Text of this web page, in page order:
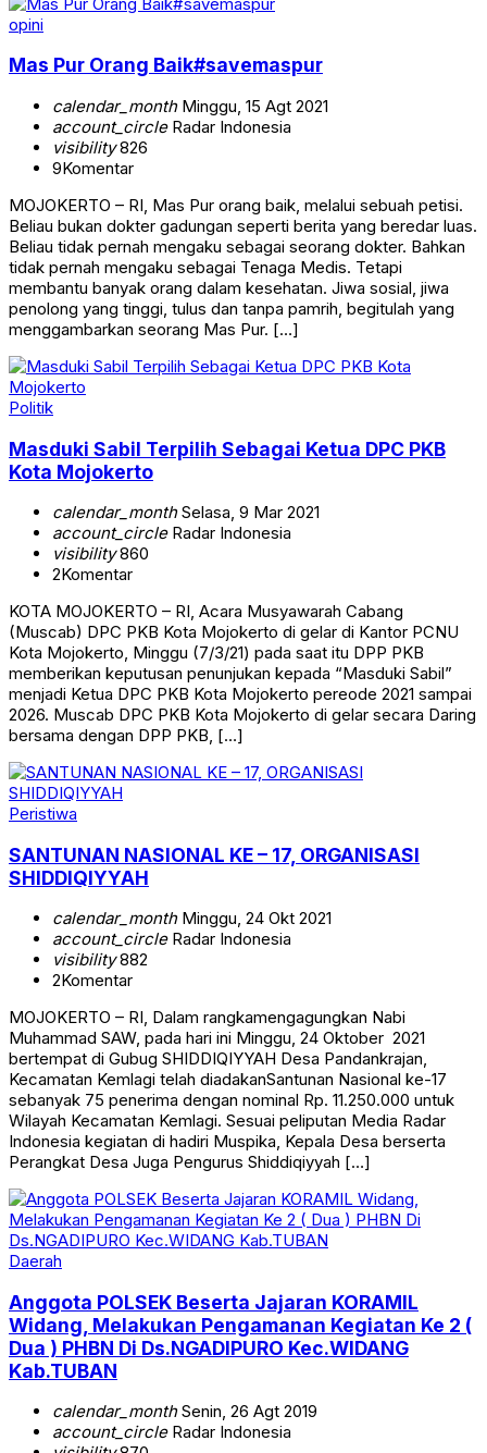
opini
Mas Pur Orang Baik#savemaspur
calendar_monthMinggu, 15 Agt 2021
account_circleRadar Indonesia
visibility826
9Komentar
MOJOKERTO – RI, Mas Pur orang baik, melalui sebuah petisi.
Beliau bukan dokter gadungan seperti berita yang beredar luas.
Beliau tidak pernah mengaku sebagai seorang dokter. Bahkan
tidak pernah mengaku sebagai Tenaga Medis. Tetapi
membantu banyak orang dalam kesehatan. Jiwa sosial, jiwa
penolong yang tinggi, tulus dan tanpa pamrih, begitulah yang
menggambarkan seorang Mas Pur. […]
Politik
Masduki Sabil Terpilih Sebagai Ketua DPC PKB
Kota Mojokerto
calendar_monthSelasa, 9 Mar 2021
account_circleRadar Indonesia
visibility860
2Komentar
KOTA MOJOKERTO – RI, Acara Musyawarah Cabang
(Muscab) DPC PKB Kota Mojokerto di gelar di Kantor PCNU
Kota Mojokerto, Minggu (7/3/21) pada saat itu DPP PKB
memberikan keputusan penunjukan kepada “Masduki Sabil”
menjadi Ketua DPC PKB Kota Mojokerto pereode 2021 sampai
2026. Muscab DPC PKB Kota Mojokerto di gelar secara Daring
bersama dengan DPP PKB, […]
Peristiwa
SANTUNAN NASIONAL KE – 17, ORGANISASI
SHIDDIQIYYAH
calendar_monthMinggu, 24 Okt 2021
account_circleRadar Indonesia
visibility882
2Komentar
MOJOKERTO – RI, Dalam rangkamengagungkan Nabi
Muhammad SAW, pada hari ini Minggu, 24 Oktober 2021
bertempat di Gubug SHIDDIQIYYAH Desa Pandankrajan,
Kecamatan Kemlagi telah diadakanSantunan Nasional ke-17
sebanyak 75 penerima dengan nominal Rp. 11.250.000 untuk
Wilayah Kecamatan Kemlagi. Sesuai peliputan Media Radar
Indonesia kegiatan di hadiri Muspika, Kepala Desa berserta
Perangkat Desa Juga Pengurus Shiddiqiyyah […]
Daerah
Anggota POLSEK Beserta Jajaran KORAMIL
Widang, Melakukan Pengamanan Kegiatan Ke 2 (
Dua ) PHBN Di Ds.NGADIPURO Kec.WIDANG
Kab.TUBAN
calendar_monthSenin, 26 Agt 2019
account_circleRadar Indonesia